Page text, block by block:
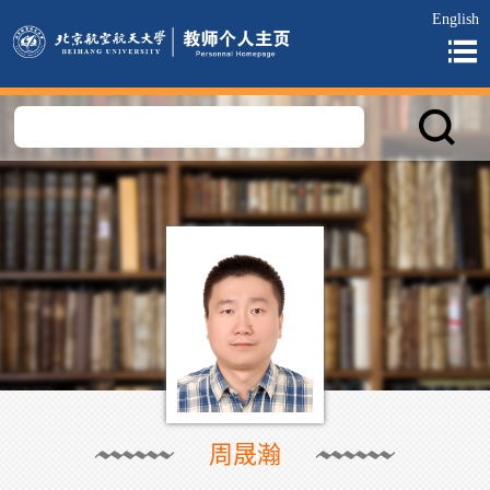
English
周晟瀚